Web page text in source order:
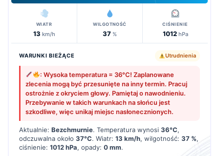
WIATR
13 km/h
WILGOTNOŚĆ
37 %
CIŚNIENIE
1012hPa
WARUNKI BIEŻĄCE Utrudnienia
: Wysoka temperatura = 36°C! Zaplanowane
zlecenia mogą być przesunięte na inny termin. Pracuj
ostrożnie z okryciem głowy. Pamiętaj o nawodnieniu.
Przebywanie w takich warunkach na słońcu jest
szkodliwe, więc unikaj miejsc nasłonecznionych.
Aktualnie: Bezchmurnie. Temperatura wynosi 36°C,
odczuwalna około 37°C. Wiatr: 13 km/h, wilgotność: 37 %,
ciśnienie: 1012 hPa, opady: 0 mm.